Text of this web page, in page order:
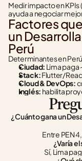
Medir impacto en
ayuda a negociar
Factores
un
Perú
Determinantes en
Ciudad: Lima paga
Stack: Flutter/
Cloud & DevOps:
Inglés: habilita
¿Cuánto gana un
Entre PEN
¿Varía
Sí, Lima